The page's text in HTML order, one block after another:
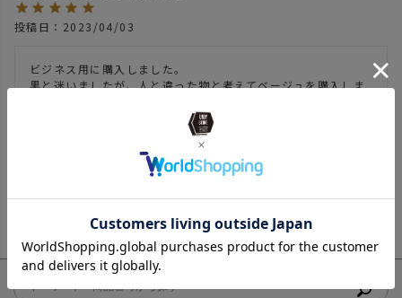
投稿日 2023/04/03
ビジネス用に購入しました。
黒と迷いましたが、人と違った物と考えてベージュを購入しま
ポケットも沢山あり、大きすぎずちょうどいい塩梅です！
2件中 1-2件表示